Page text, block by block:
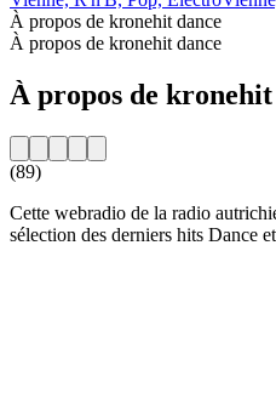
À propos de kronehit dance
À propos de kronehit dance
À propos de kronehit
(89)
Cette webradio de la radio
sélection des derniers hits Dance